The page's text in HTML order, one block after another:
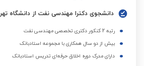
دانشجوی دکترا مهندسی نفت از دانشگاه
رتبه 2 کنکور دکتری تخصصی مهندسی نفت
بیش از دو سال همکاری با مجموعه استادبانک
دارای مدرک دوره اخلاق حرفه‌ای تدریس استادبانک